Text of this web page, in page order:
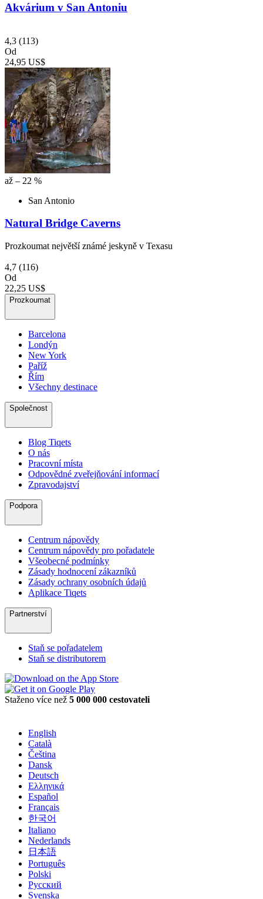
Akvárium v San Antoniu
4,3 (113)
Od
24,95 US$
až – 22 %
San Antonio
Natural Bridge Caverns
Prozkoumat největší známé jeskyně v Texasu
4,7 (116)
Od
22,25 US$
Prozkoumat
Barcelona
Londýn
New York
Paříž
Řím
Všechny destinace
Společnost
Blog Tiqets
O nás
Pracovní místa
Odpovědné zveřejňování informací
Zpravodajství
Podpora
Centrum nápovědy
Centrum nápovědy pro pořadatele
Všeobecné podmínky
Zásady hodnocení zákazníků
Zásady ochrany osobních údajů
Aplikace Tiqets
Partnerství
Staň se pořadatelem
Staň se distributorem
Staženo více než 5 000 000 cestovateli
English
Català
Čeština
Dansk
Deutsch
Ελληνικά
Español
Français
한국어
Italiano
Nederlands
日本語
Português
Polski
Русский
Svenska